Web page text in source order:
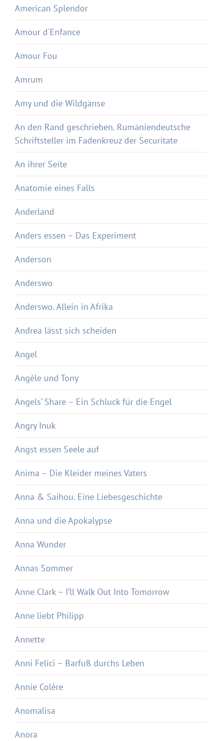
American Splendor
Amour d'Enfance
Amour Fou
Amrum
Amy und die Wildgänse
An den Rand geschrieben. Rumäniendeutsche
Schriftsteller im Fadenkreuz der Securitate
An ihrer Seite
Anatomie eines Falls
Anderland
Anders essen – Das Experiment
Anderson
Anderswo
Anderswo. Allein in Afrika
Andrea lässt sich scheiden
Angel
Angèle und Tony
Angels‘ Share – Ein Schluck für die Engel
Angry Inuk
Angst essen Seele auf
Anima – Die Kleider meines Vaters
Anna & Saihou. Eine Liebesgeschichte
Anna und die Apokalypse
Anna Wunder
Annas Sommer
Anne Clark – I’ll Walk Out Into Tomorrow
Anne liebt Philipp
Annette
Anni Felici – Barfuß durchs Leben
Annie Colère
Anomalisa
Anora